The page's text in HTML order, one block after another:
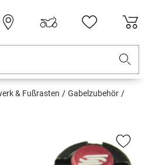
& Fußrasten
Gabelzubehör